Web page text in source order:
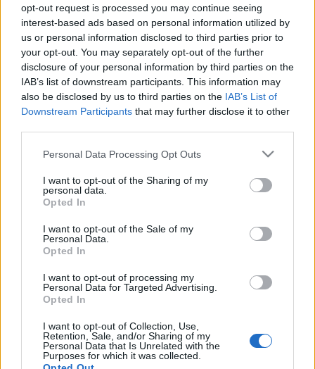
opt-out request is processed you may continue seeing
interest-based ads based on personal information utilized by
us or personal information disclosed to third parties prior to
your opt-out. You may separately opt-out of the further
disclosure of your personal information by third parties on the
IAB’s list of downstream participants. This information may
also be disclosed by us to third parties on the IAB’s List of
Downstream Participants that may further disclose it to other
Please note that this website/app uses one or more Google
not limited to your visit or usage behaviour. You may click to
grant or deny consent to Google and its third-party tags to
use your data for below specified purposes in below Google
consent section.
Personal Data Processing Opt Outs
I want to opt-out of the Sharing of my
personal data.
Opted In
I want to opt-out of the Sale of my
Personal Data.
Opted In
I want to opt-out of processing my
Personal Data for Targeted Advertising.
Opted In
I want to opt-out of Collection, Use,
Retention, Sale, and/or Sharing of my
Personal Data that Is Unrelated with the
Purposes for which it was collected.
miatt a királyhoz fordult, aki Lackfi Dénesre bízta az ügy
elintézését. A vajda figyelmeztette a gyulafehérváriakat,
hogy haladéktalanul kárpótolják az egyházi férfiút. Az
igazsághoz hozzátartozik, hogy a káptalan eljárása jogos
volt, mivel a székhelyétől nem igazoltan távol tartózkodó
kanonokot meg lehetett fosztani jövedelmeitől.